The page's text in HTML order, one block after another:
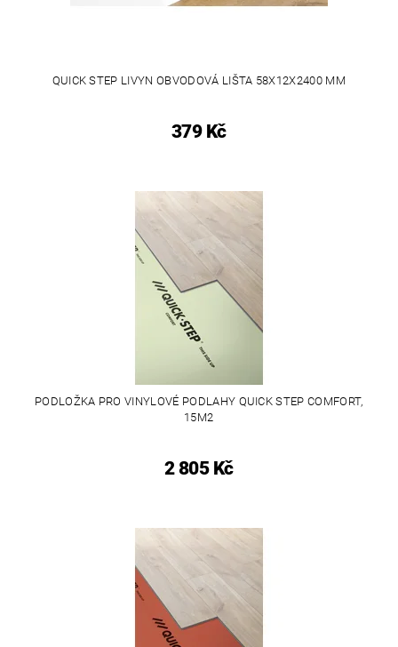
QUICK STEP LIVYN OBVODOVÁ LIŠTA 58X12X2400 MM
379 Kč
PODLOŽKA PRO VINYLOVÉ PODLAHY QUICK STEP COMFORT,
15M2
2 805 Kč